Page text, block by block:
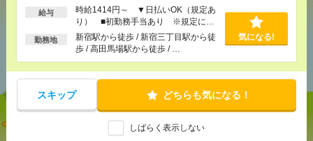
給与
時給1414円～ ▼日払いOK（規定あ
り） ■初勤務手当あり ※規定によ
る
勤務地
新宿駅から徒歩 / 新宿三丁目駅から徒
歩 / 高田馬場駅から徒歩 / …
気になる!
スキップ どちらも気になる！
しばらく表示しない
あなたの閲覧履歴からの
おすすめ
【オープニング募集】おばあちゃんのお散歩付き添
いも仕事の1つ[派遣]